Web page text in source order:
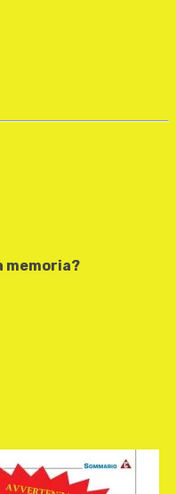
memoria?